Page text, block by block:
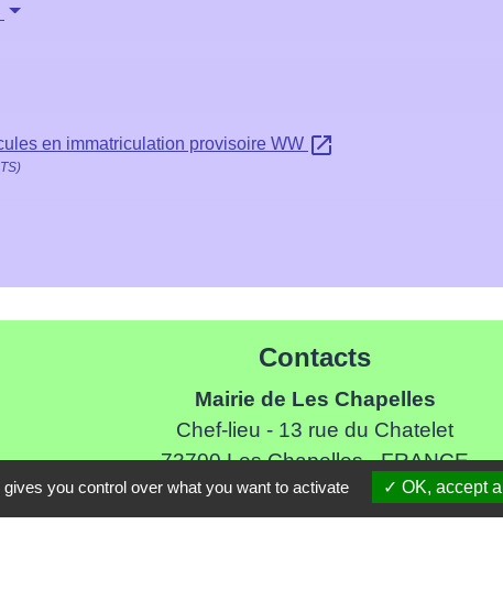
en immatriculation provisoire WW open_in_new
Contacts
Mairie de Les Chapelles
Chef-lieu - 13 rue du Chatelet
73700 Les Chapelles - FRANCE
+33 7 89 22 08 48
you control over what you want to activate OK, accept all